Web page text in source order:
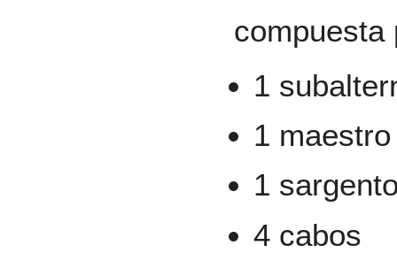
compuesta
1
1
1
4 cabos